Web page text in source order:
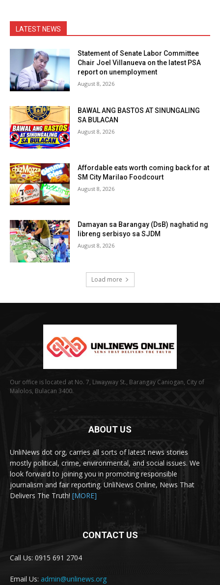
LATEST NEWS
Statement of Senate Labor Committee
Chair Joel Villanueva on the latest PSA
report on unemployment
August 8, 2026
BAWAL ANG BASTOS AT SINUNGALING
SA BULACAN
August 8, 2026
Affordable eats worth coming back for at
SM City Marilao Foodcourt
August 8, 2026
Damayan sa Barangay (DsB) naghatid ng
libreng serbisyo sa SJDM
August 8, 2026
Load more
Our office is located at No. 7, Liwayway St., Barangay Caniogan, City of
Malolos, Bulacan 3400.
ABOUT US
UnliNews dot org, carries all sorts of latest news stories
mostly political, crime, environmental, and social issues. We
look forward to joining you in promoting responsible
journalism and fair reporting. UnliNews Online, News That
Delivers The Truth! [MORE]
CONTACT US
Call Us: 0915 691 2704
Email Us: admin@unlinews.org